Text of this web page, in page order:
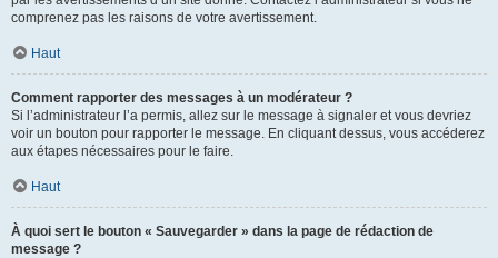
comprenez pas les raisons de votre avertissement.
Haut
Comment rapporter des messages à un modérateur ?
Si l’administrateur l’a permis, allez sur le message à signaler et vous devriez
voir un bouton pour rapporter le message. En cliquant dessus, vous accéderez
aux étapes nécessaires pour le faire.
Haut
À quoi sert le bouton « Sauvegarder » dans la page de rédaction de
message ?